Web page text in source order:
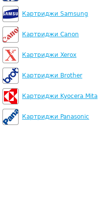
Картриджи Samsung
Картриджи Canon
Картриджи Xerox
Картриджи Brother
Картриджи Kyocera Mita
Картриджи Panasonic